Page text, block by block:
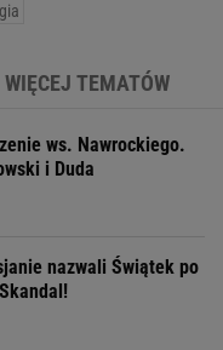
WIĘCEJ TEMATÓW
ws. Nawrockiego.
i Duda
nazwali Świątek po